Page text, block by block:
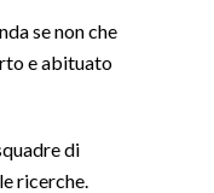
se non che
e abituato
di
ricerche.